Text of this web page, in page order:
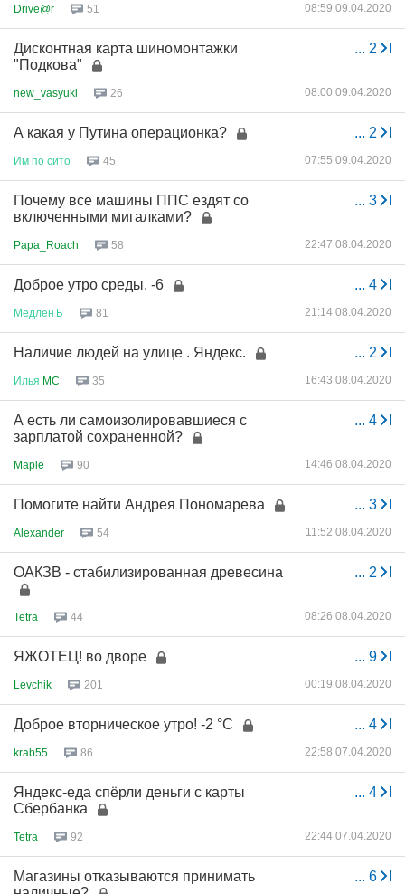
Drive@r 51 08:59 09.04.2020
... 2
Дисконтная карта шиномонтажки
"Подкова"
new_vasyuki 26 08:00 09.04.2020
... 2
А какая у Путина операционка?
Им по сито 45 07:55 09.04.2020
... 3
Почему все машины ППС ездят со
включенными мигалками?
Papa_Roach 58 22:47 08.04.2020
... 4
Доброе утро среды. -6
МедленЪ 81 21:14 08.04.2020
... 2
Наличие людей на улице . Яндекс.
Илья MC 35 16:43 08.04.2020
... 4
А есть ли самоизолировавшиеся с
зарплатой сохраненной?
Maple 90 14:46 08.04.2020
... 3
Помогите найти Андрея Пономарева
Alexander 54 11:52 08.04.2020
... 2
ОАКЗВ - стабилизированная древесина
Tetra 44 08:26 08.04.2020
... 9
ЯЖОТЕЦ! во дворе
Levchik 201 00:19 08.04.2020
... 4
Доброе вторническое утро! -2 °C
krab55 86 22:58 07.04.2020
... 4
Яндекс-еда спёрли деньги с карты
Сбербанка
Tetra 92 22:44 07.04.2020
... 6
Магазины отказываются принимать